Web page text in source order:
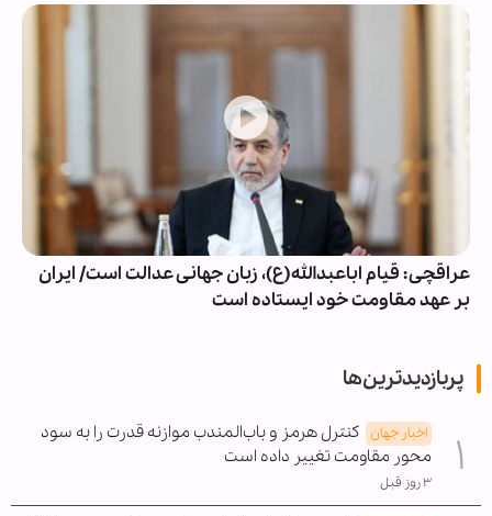
عراقچی: قیام اباعبدالله(ع)، زبان جهانی عدالت است/ ایران
بر عهد مقاومت خود ایستاده است
پربازدیدترین‌ها
اخبار جهان کنترل هرمز و باب‌المندب موازنه قدرت را به سود
محور مقاومت تغییر داده است
۳ روز قبل